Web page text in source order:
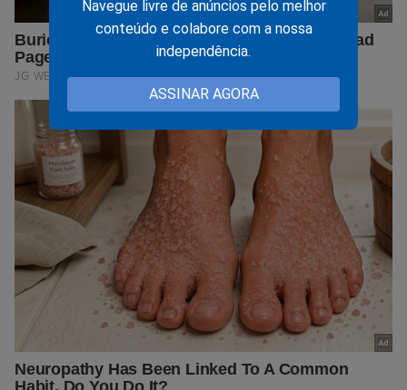
Navegue livre de anúncios pelo melhor
conteúdo e colabore com a nossa
independência.
ASSINAR AGORA